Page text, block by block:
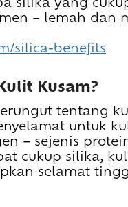
– lemah dan
silica-benefits
Kusam?
tentang
untuk
– sejenis
cukup silika,
selamat